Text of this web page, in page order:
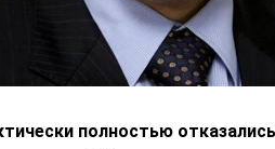
полностью